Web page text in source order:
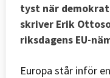
tyst när
skriver Erik
riksdagens EU-
Europa står inför